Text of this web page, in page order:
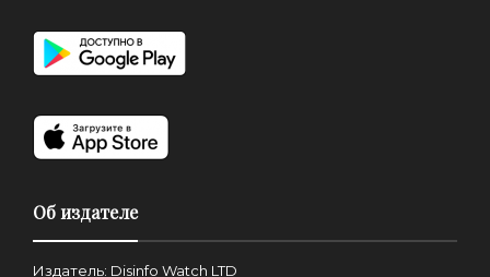
Об издателе
Издатель: Disinfo Watch LTD